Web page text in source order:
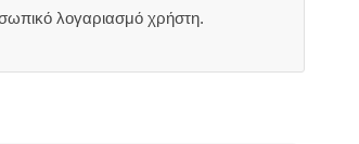
λογαριασμό χρήστη.